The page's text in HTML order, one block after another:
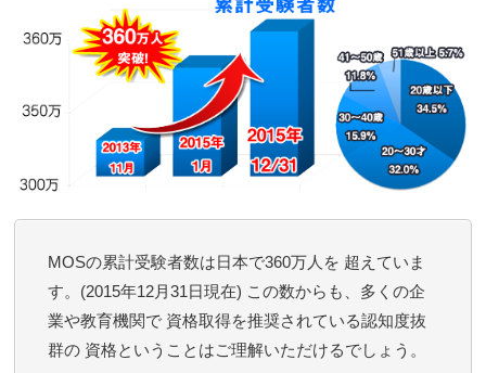
MOSの累計受験者数は日本で360万人を 超えていま
す。(2015年12月31日現在) この数からも、多くの企
業や教育機関で 資格取得を推奨されている認知度抜
群の 資格ということはご理解いただけるでしょう。